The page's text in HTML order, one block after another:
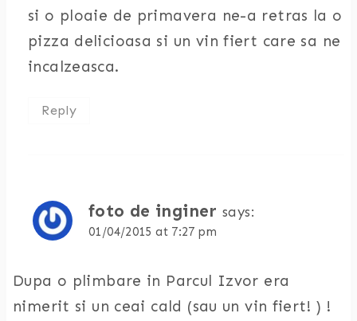
si o ploaie de primavera ne-a retras la o
pizza delicioasa si un vin fiert care sa ne
incalzeasca.
Reply
foto de inginer says:
01/04/2015 at 7:27 pm
Dupa o plimbare in Parcul Izvor era
nimerit si un ceai cald (sau un vin fiert! ) !